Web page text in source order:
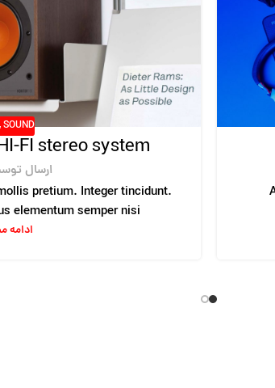
,SOUND
FI stereo system
ارسال
pretium. Integer tincidunt.
elementum semper nisi...
ادامه